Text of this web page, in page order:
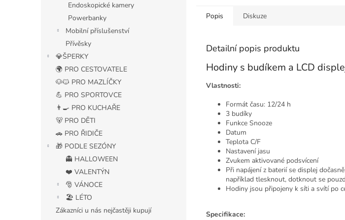
Endoskopické kamery
Powerbanky
Mobilní příslušenství
Přívěsky
💎ŠPERKY
🌍 PRO CESTOVATELE
🐶🐱 PRO MAZLÍČKY
💪 PRO SPORTOVCE
👨‍🍳 PRO KUCHAŘE
🐻 PRO DĚTI
🚗 PRO ŘIDIČE
🎁 PODLE SEZÓNY
👻 HALLOWEEN
❤️ VALENTÝN
🎅 VÁNOCE
🏖️ LÉTO
Zákazníci u nás nejčastěji kupují
Popis Diskuze
Detailní popis produktu
Hodiny s budíkem a LCD
Vlastnosti:
Formát času: 12/24 h
3 budíky
Funkce Snooze
Datum
Teplota C/F
Nastavení jasu
Zvukem aktivované podsvícení
Při napájení z baterií se displej
například tlesknout, dotknout se
Hodiny jsou připojeny k síti a svítí po
Specifikace: